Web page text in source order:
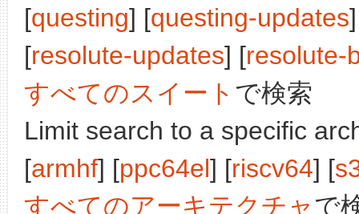
[questing] [questing-updates
[resolute-updates] [resolute-
すべてのスイート で検索
Limit search to a specific
[armhf] [ppc64el] [riscv64] [
すべてのアーキテクチャで